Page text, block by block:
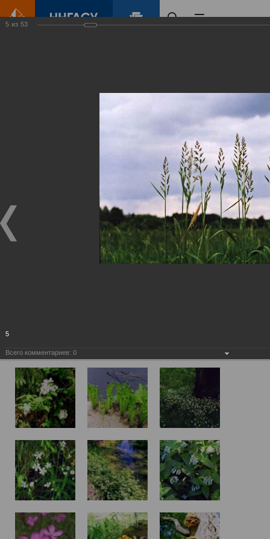
Виртуальные
(фотоальбомы)
5 из 53
5
Всего комментариев: 0